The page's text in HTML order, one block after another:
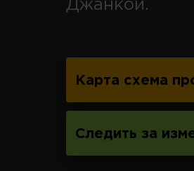
Джанкой.
Карта схема
Следить за